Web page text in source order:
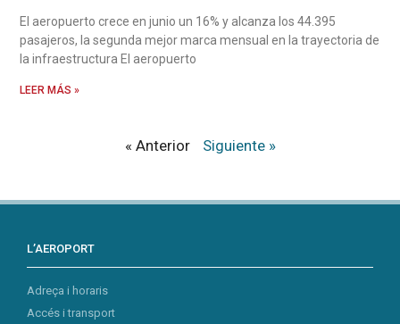
El aeropuerto crece en junio un 16% y alcanza los 44.395
pasajeros, la segunda mejor marca mensual en la trayectoria de
la infraestructura El aeropuerto
LEER MÁS »
« Anterior Siguiente »
L’AEROPORT
Adreça i horaris
Accés i transport